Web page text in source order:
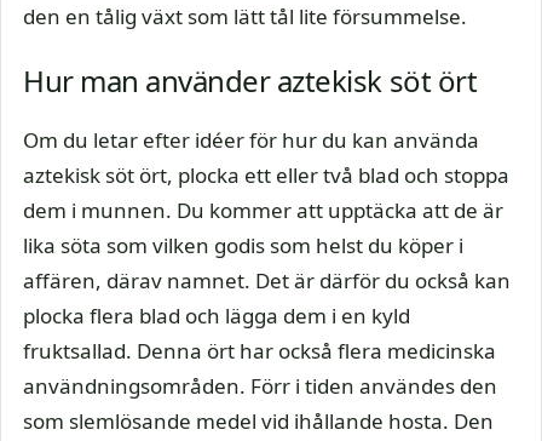
den en tålig växt som lätt tål lite försummelse.
Hur man använder aztekisk söt ört
Om du letar efter idéer för hur du kan använda
aztekisk söt ört, plocka ett eller två blad och stoppa
dem i munnen. Du kommer att upptäcka att de är
lika söta som vilken godis som helst du köper i
affären, därav namnet. Det är därför du också kan
plocka flera blad och lägga dem i en kyld
fruktsallad. Denna ört har också flera medicinska
användningsområden. Förr i tiden användes den
som slemlösande medel vid ihållande hosta. Den